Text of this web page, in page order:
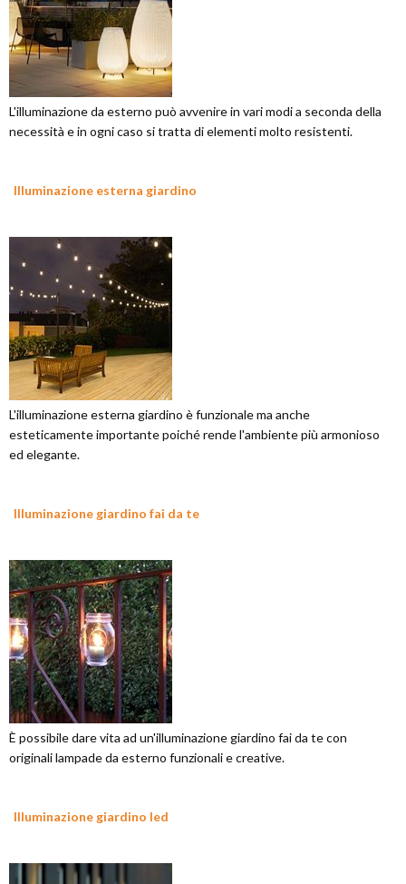
L'illuminazione da esterno può avvenire in vari modi a seconda della
necessità e in ogni caso si tratta di elementi molto resistenti.
Illuminazione esterna giardino
L'illuminazione esterna giardino è funzionale ma anche
esteticamente importante poiché rende l'ambiente più armonioso
ed elegante.
Illuminazione giardino fai da te
È possibile dare vita ad un'illuminazione giardino fai da te con
originali lampade da esterno funzionali e creative.
Illuminazione giardino led